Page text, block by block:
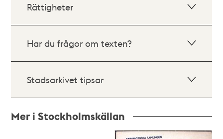
Rättigheter
Har du frågor om texten?
Stadsarkivet tipsar
Mer i Stockholmskällan